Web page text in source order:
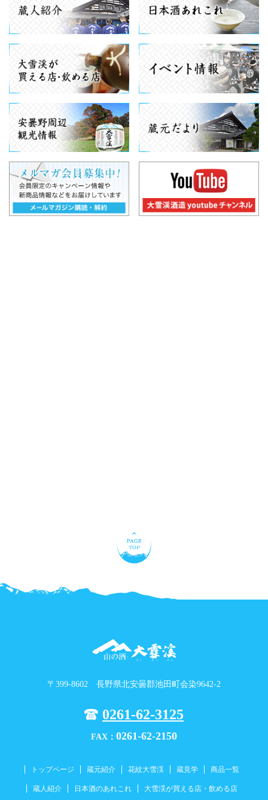
〒399-8602 長野県北安曇郡池田町会染9642-2
0261-62-3125
FAX： 0261-62-2150
トップページ 蔵元紹介 花紋大雪渓 蔵見学 商品一覧
蔵人紹介 日本酒のあれこれ 大雪渓が買える店・飲める店